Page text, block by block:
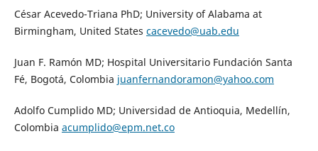
César Acevedo-Triana PhD; University of Alabama at
Birmingham, United States cacevedo@uab.edu
Juan F. Ramón MD; Hospital Universitario Fundación Santa
Fé, Bogotá, Colombia juanfernandoramon@yahoo.com
Adolfo Cumplido MD; Universidad de Antioquia, Medellín,
Colombia acumplido@epm.net.co